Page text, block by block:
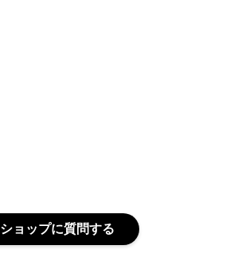
ショップに質問する